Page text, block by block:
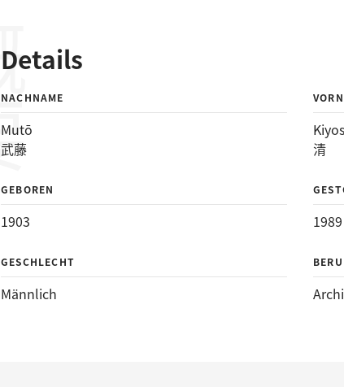
Details
概要
NACHNAME
Mutō
武藤
清
GEBOREN
1903 1989
GESCHLECHT
Männlich